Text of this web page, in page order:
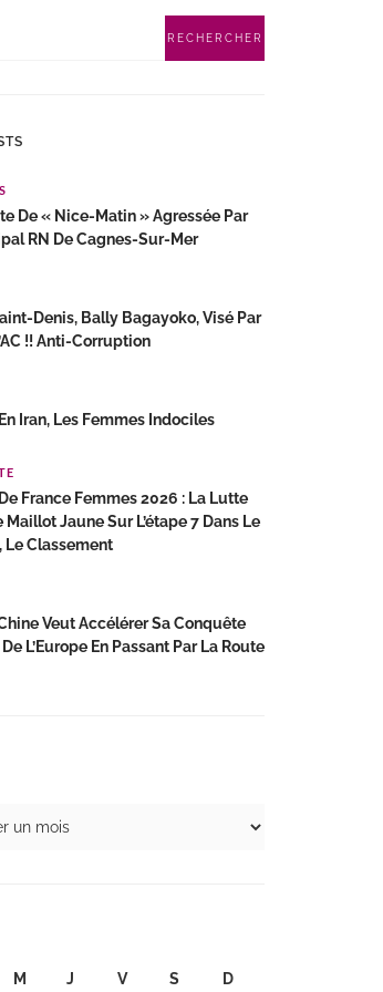
De « Nice-Matin » Agressée Par
RN De Cagnes-Sur-Mer
Denis, Bally Bagayoko, Visé Par
!! Anti-Corruption
En Iran, Les Femmes Indociles
De France Femmes 2026 : La Lutte
Maillot Jaune Sur L’étape 7 Dans Le
Le Classement
Veut Accélérer Sa Conquête
L’Europe En Passant Par La Route
M J V S D